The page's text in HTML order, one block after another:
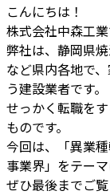
こんにちは！
株式会社中森工業
弊社は、静岡県
など県内各地で
う建設業者です。
せっかく転職を
ものです。
今回は、「異業
事業界」をテー
ぜひ最後までご覧